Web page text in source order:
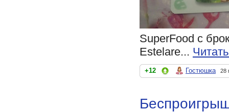
SuperFood с
Estelare...
+12 Гостюшка 28